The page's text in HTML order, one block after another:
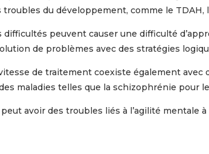
troubles du développement, comme le
difficultés peuvent causer une difficulté
de problèmes avec des stratégies
de traitement coexiste également avec
maladies telles que la schizophrénie pour
avoir des troubles liés à l’agilité mentale